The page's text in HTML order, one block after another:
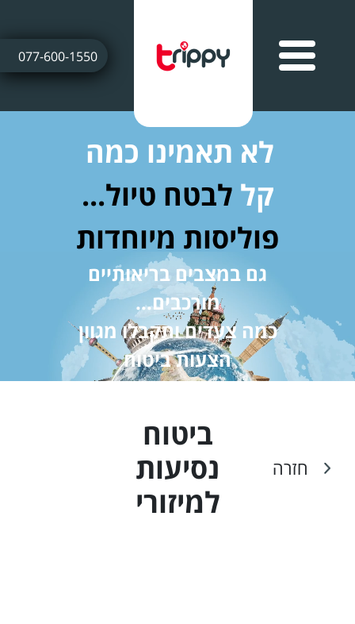
077-600-1550
לא תאמינו כמה
קל לבטח טיול...
פוליסות מיוחדות
גם במצבים בריאותיים
מורכבים...
כמה צעדים ותקבלו מגוון
הצעות ביטוח
חזרה
ביטוח
נסיעות
למיזורי